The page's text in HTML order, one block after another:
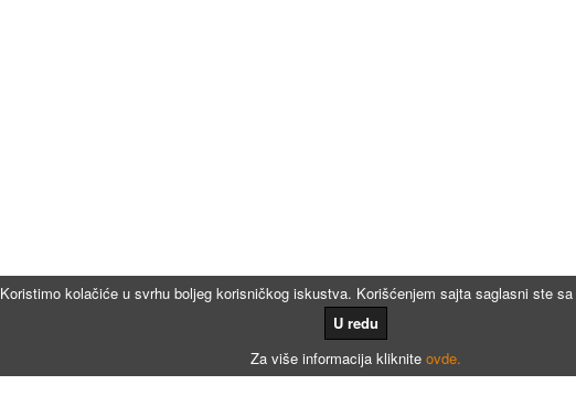
Koristimo kolačiće u svrhu boljeg korisničkog iskustva. Korišćenjem sajta saglasni ste
U redu
Za više informacija kliknite ovde.
Kalkulatori